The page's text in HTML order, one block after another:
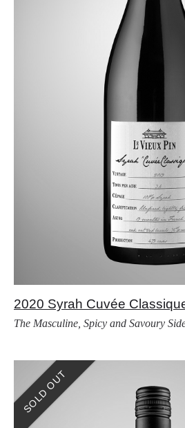
2020 Syrah Cuvée
The Masculine, Spicy and Savoury
SOLD OUT